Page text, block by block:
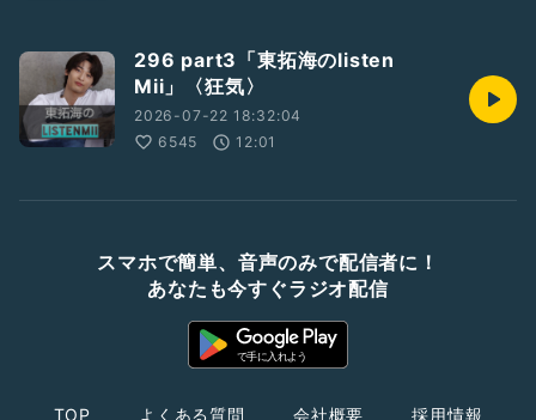
296 part3「東拓海のlisten
Mii」〈狂気〉
2026-07-22 18:32:04
6545
12:01
スマホで簡単、音声のみで配信者に！
あなたも今すぐラジオ配信
TOP よくある質問 会社概要 採用情報